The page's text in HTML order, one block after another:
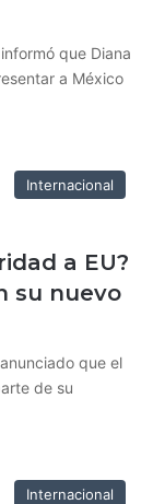
que Diana
a México
Internacional
a EU?
su nuevo
que el
de su
Internacional